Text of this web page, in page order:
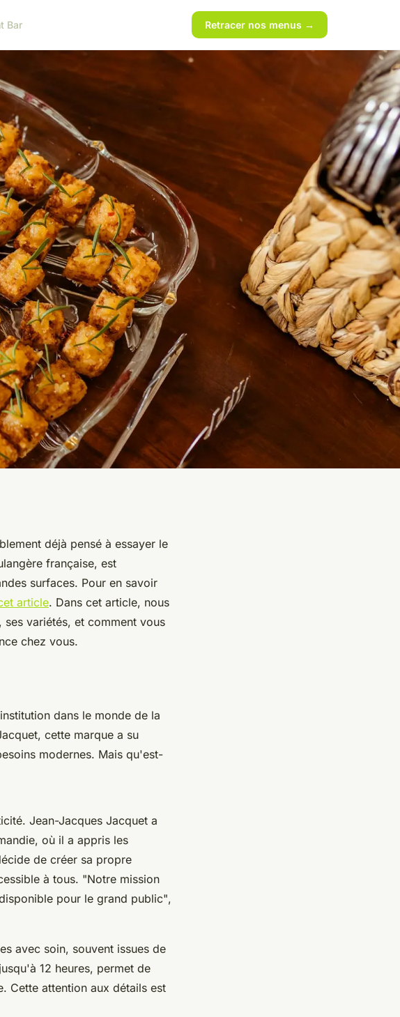
Bar Retracer nos menus →
déjà pensé à essayer le
française, est
surfaces. Pour en savoir
article. Dans cet article, nous
ses variétés, et comment vous
chez vous.
institution dans le monde de la
cette marque a su
modernes. Mais qu'est-
Jean-Jacques Jacquet a
où il a appris les
de créer sa propre
à tous. "Notre mission
pour le grand public",
avec soin, souvent issues de
12 heures, permet de
Cette attention aux détails est